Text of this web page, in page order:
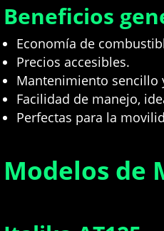
Beneficios
Economía de
Precios accesibles.
Mantenimiento sencillo
Facilidad de manejo,
Perfectas para la
Modelos de